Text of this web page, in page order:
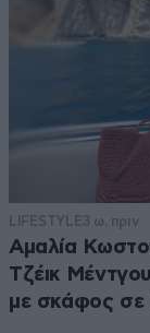
LIFESTYLE3 ω. πριν
Αμαλία
Τζέικ
με σκάφος σε